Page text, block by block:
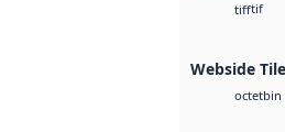
tifftif
Webside
octetbin